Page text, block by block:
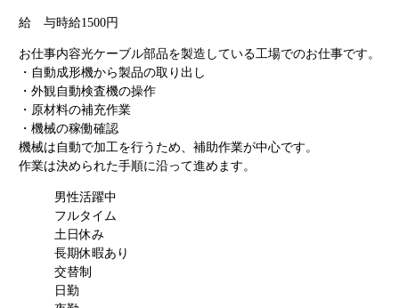
給 与時給1500円
お仕事内容光ケーブル部品を製造している工場でのお仕事です。
・自動成形機から製品の取り出し
・外観自動検査機の操作
・原材料の補充作業
・機械の稼働確認
機械は自動で加工を行うため、補助作業が中心です。
作業は決められた手順に沿って進めます。
男性活躍中
フルタイム
土日休み
長期休暇あり
交替制
日勤